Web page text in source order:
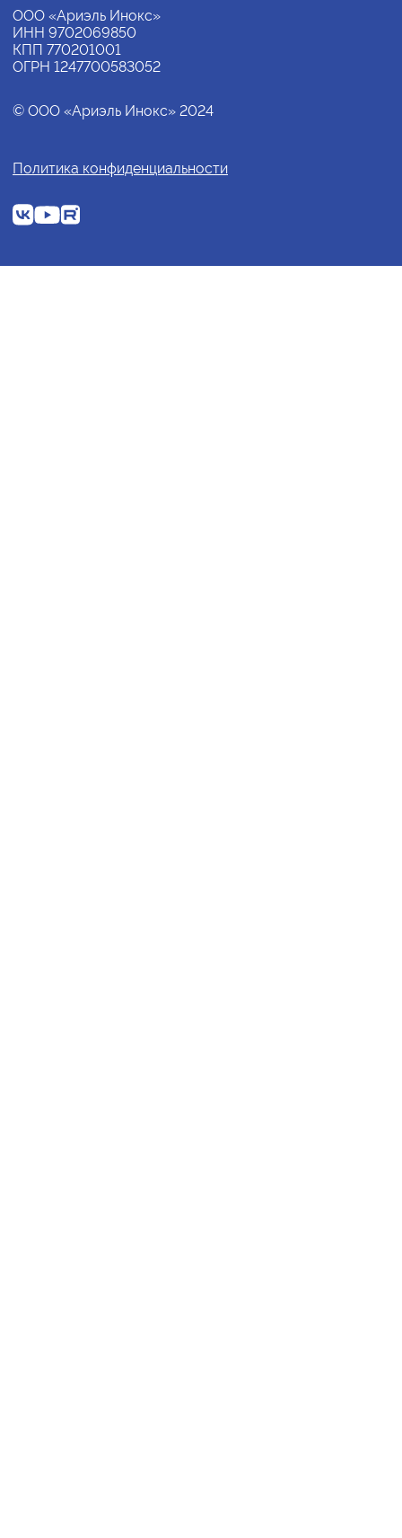
ООО «Ариэль Инокс»
ИНН 9702069850
КПП 770201001
ОГРН 1247700583052
© ООО «Ариэль Инокс» 2024
Политика конфиденциальности